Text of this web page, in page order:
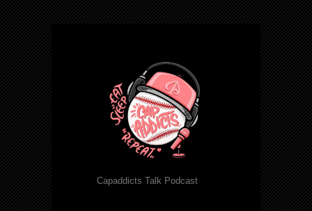
Capaddicts Talk Podcast